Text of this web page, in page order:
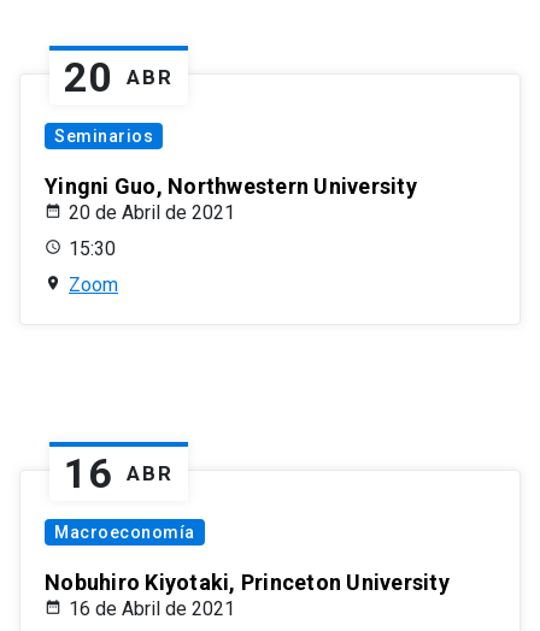
20 ABR
Seminarios
Yingni Guo, Northwestern University
20 de Abril de 2021
15:30
Zoom
16 ABR
Macroeconomía
Nobuhiro Kiyotaki, Princeton University
16 de Abril de 2021